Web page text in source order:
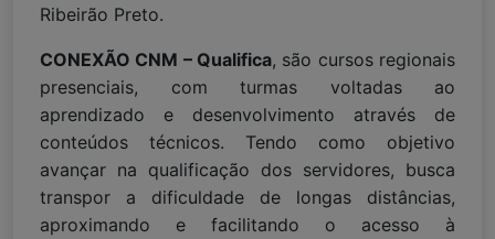
Ribeirão Preto.
CONEXÃO CNM – Qualifica, são cursos regionais
presenciais, com turmas voltadas ao
aprendizado e desenvolvimento através de
conteúdos técnicos. Tendo como objetivo
avançar na qualificação dos servidores, busca
transpor a dificuldade de longas distâncias,
aproximando e facilitando o acesso à